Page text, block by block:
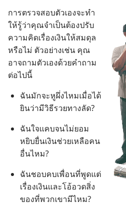
การตรวจสอบตัวเองจะทำ
ให้รู้ว่าคุณจำเป็นต้องปรับ
ความคิดเรื่องเงินให้สมดุล
หรือไม่ ตัวอย่างเช่น คุณ
อาจถามตัวเองด้วยคำถาม
ต่อไปนี้
ฉันมักจะหูผึ่งไหมเมื่อได้
ยินว่ามีวิธีรวยทางลัด?
ฉันใจแคบจนไม่ยอม
หยิบยื่นเงินช่วยเหลือคน
อื่นไหม?
ฉันชอบคบเพื่อนที่พูดแต่
เรื่องเงินและโอ้อวดสิ่ง
ของที่พวกเขามีไหม?